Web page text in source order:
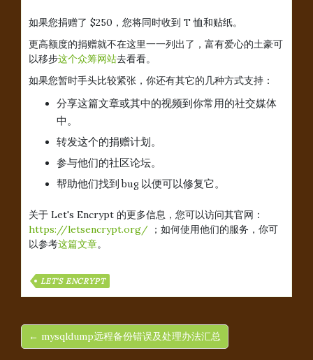
如果您捐赠了 $250，您将同时收到 T 恤和贴纸。
更高额度的捐赠就不在这里一一列出了，富有爱心的土豪可
以移步这个众筹网站去看看。
如果您暂时手头比较紧张，你还有其它的几种方式支持：
分享这篇文章或其中的视频到你常用的社交媒体
中。
转发这个的捐赠计划。
参与他们的社区论坛。
帮助他们找到 bug 以便可以修复它。
关于 Let's Encrypt 的更多信息，您可以访问其官网：
https://letsencrypt.org/ ；如何使用他们的服务，你可
以参考这篇文章。
LET'S ENCRYPT
← mysqldump远程备份错误及处理办法汇总